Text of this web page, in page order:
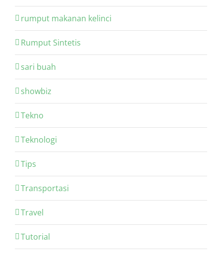
rumput makanan kelinci
Rumput Sintetis
sari buah
showbiz
Tekno
Teknologi
Tips
Transportasi
Travel
Tutorial